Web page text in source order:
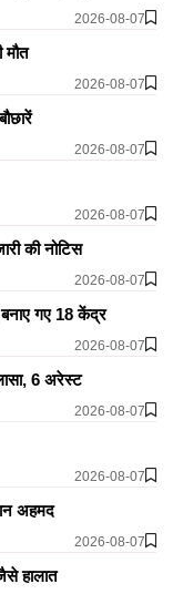
2026-08-07
मौत
2026-08-07
2026-08-07
2026-08-07
की नोटिस
2026-08-07
बनाए गए 18 केंद्र
2026-08-07
6 अरेस्ट
2026-08-07
2026-08-07
अहमद
2026-08-07
हालात